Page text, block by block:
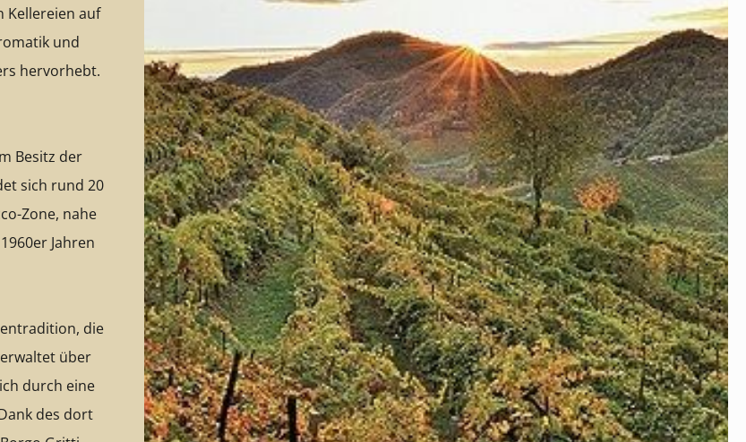
Kellereien auf
und
hervorhebt.
Besitz der
sich rund 20
Zone, nahe
Jahren
die
über
durch eine
des dort